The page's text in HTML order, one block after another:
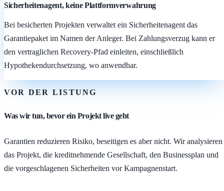
Sicherheitenagent, keine Plattformverwahrung
Bei besicherten Projekten verwaltet ein Sicherheitenagent das
Garantiepaket im Namen der Anleger. Bei Zahlungsverzug kann er
den vertraglichen Recovery-Pfad einleiten, einschließlich
Hypothekendurchsetzung, wo anwendbar.
VOR DER LISTUNG
Was wir tun, bevor ein Projekt live geht
Garantien reduzieren Risiko, beseitigen es aber nicht. Wir analysieren
das Projekt, die kreditnehmende Gesellschaft, den Businessplan und
die vorgeschlagenen Sicherheiten vor Kampagnenstart.